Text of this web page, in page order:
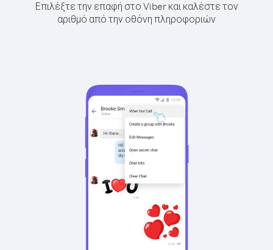
Επιλέξτε την επαφή στο Viber και καλέστε τον
αριθμό από την οθόνη πληροφοριών